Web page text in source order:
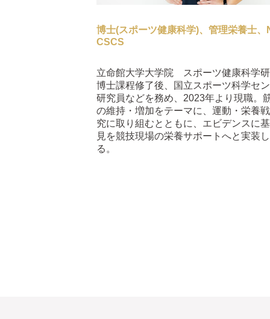
博士(スポーツ健康科学)、管理栄養士、
CSCS
立命館大学大学院 スポーツ健康科学
博士課程修了後、国立スポーツ科学セ
研究員などを務め、2023年より現職。
の維持・増加をテーマに、運動・栄養
究に取り組むとともに、エビデンスに
見を競技現場の栄養サポートへと実装
る。